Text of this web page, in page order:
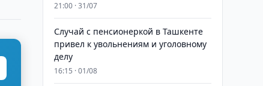
21:00 · 31/07
Случай с пенсионеркой в Ташкенте
привел к увольнениям и уголовному
делу
16:15 · 01/08